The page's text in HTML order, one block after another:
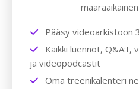
Pääsy videoarkistoon
Kaikki luennot, Q&A:t,
ja videopodcastit
Oma treenikalenteri